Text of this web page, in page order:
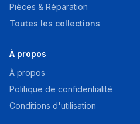
Pièces & Réparation
Toutes les collections
À propos
À propos
Politique de confidentialité
Conditions d'utilisation